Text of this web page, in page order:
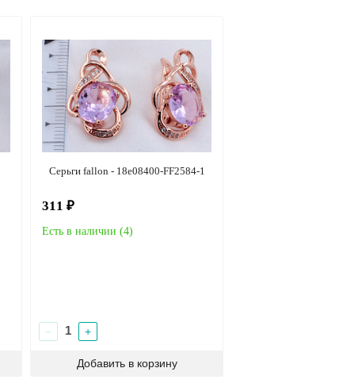
Серьги fallon - 18e08400-FF2584-1
311 ₽
Есть в наличии (4)
− +